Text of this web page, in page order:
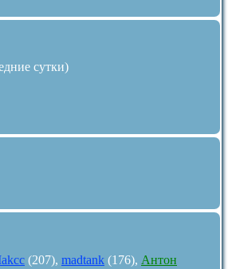
сутки)
(207), madtank (176), Антон